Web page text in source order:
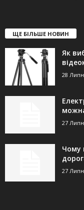
ЩЕ БІЛЬШЕ НОВИН
Як
28
27
Чому
27